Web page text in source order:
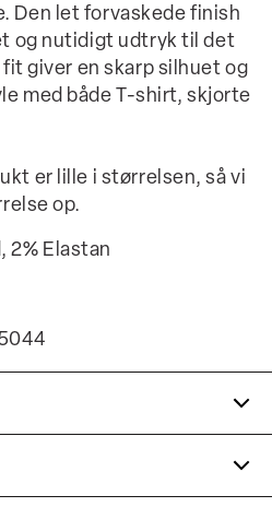
Den let forvaskede finish
og nutidigt udtryk til det
giver en skarp silhuet og
med både T-shirt, skjorte
er lille i størrelsen, så vi
op.
2% Elastan
baglommer med